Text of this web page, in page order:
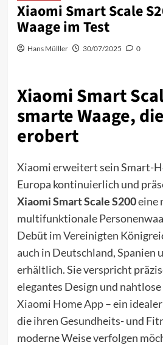
Xiaomi Smart Scale
Waage im Test
Hans Mülller 30/07/2025 0
Xiaomi Smart
smarte Waage,
erobert
Xiaomi erweitert sein Smart-
Europa kontinuierlich und
Xiaomi Smart Scale S200eine
multifunktionale
Debüt im Vereinigten
auch in Deutschland, Spanien
erhältlich. Sie verspricht
elegantes Design und
Xiaomi Home App– ein
die ihren Gesundheits- und
moderne Weise verfolgen